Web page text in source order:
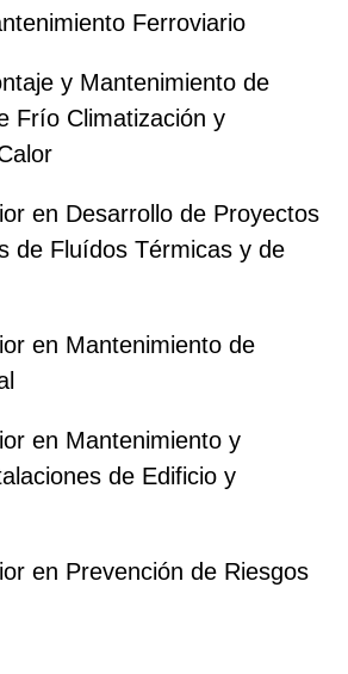
Ferroviario
y Mantenimiento de
Frío Climatización y
en Desarrollo de Proyectos
de Fluídos Térmicas y de
en Mantenimiento de
en Mantenimiento y
de Edificio y
en Prevención de Riesgos